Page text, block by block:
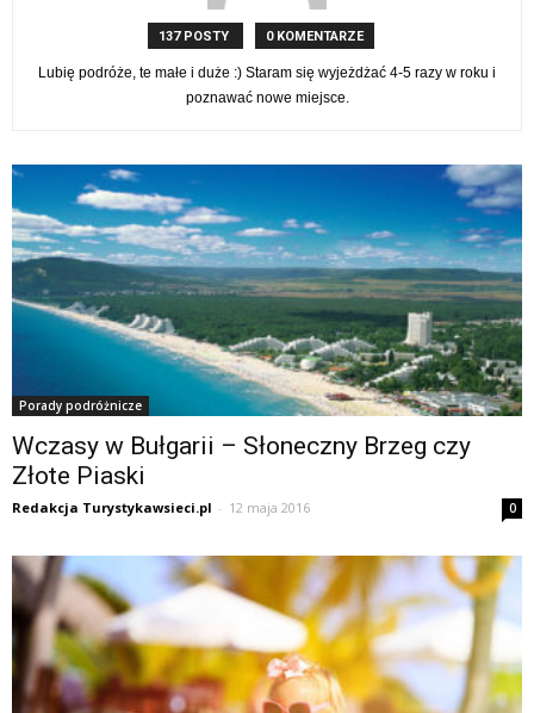
137 POSTY 0 KOMENTARZE
Lubię podróże, te małe i duże :) Staram się wyjeżdżać 4-5 razy w roku i
poznawać nowe miejsce.
Porady podróżnicze
Wczasy w Bułgarii – Słoneczny Brzeg czy
Złote Piaski
Redakcja Turystykawsieci.pl - 12 maja 2016 0